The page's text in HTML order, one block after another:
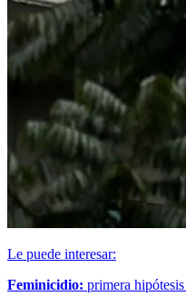
Le puede interesar:
Feminicidio: primera